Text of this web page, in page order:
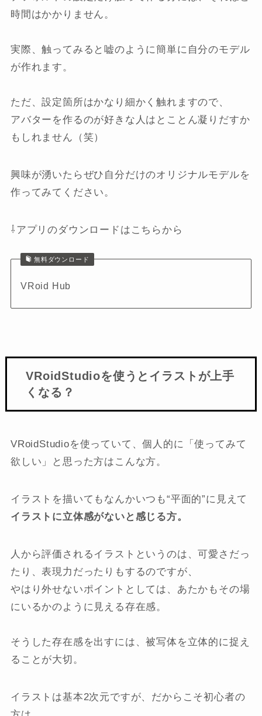
時間はかかりません。
実際、触ってみると嘘のように簡単に自分のモデル
が作れます。
ただ、設定箇所はかなり細かく触れますので、
アバターを作るのが好きな人はとことん凝りだすか
もしれません（笑）
興味が湧いたらぜひ自分だけのオリジナルモデルを
作ってみてください。
⇩アプリのダウンロードはこちらから
無料ダウンロード
VRoid Hub
VRoidStudioを使うとイラストが上手
くなる？
VRoidStudioを使っていて、個人的に「使ってみて
欲しい」と思った方はこんな方。
イラストを描いてもなんかいつも“平面的”に見えて
イラストに立体感がないと感じる方。
人から評価されるイラストというのは、可愛さだっ
たり、表現力だったりもするのですが、
やはり外せないポイントとしては、あたかもその場
にいるかのように見える存在感。
そうした存在感を出すには、被写体を立体的に捉え
ることが大切。
イラストは基本2次元ですが、だからこそ初心者の